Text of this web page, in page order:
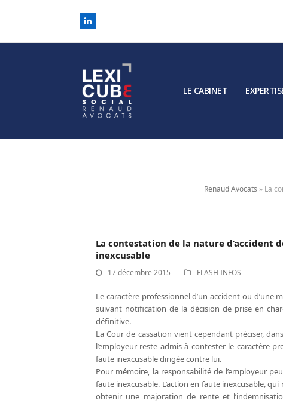
LinkedIn
LE CABINET
Renaud Avocats » La
La contestation de la nature d’accident
inexcusable
17 décembre 2015 FLASH INFOS
Le caractère professionnel d’un accident ou
suivant notification de la décision de prise en
définitive.
La Cour de cassation vient cependant préciser,
l’employeur reste admis à contester le caractère
faute inexcusable dirigée contre lui.
Pour mémoire, la responsabilité de l’employeur
faute inexcusable. L’action en faute inexcusable,
obtenir une majoration de rente et